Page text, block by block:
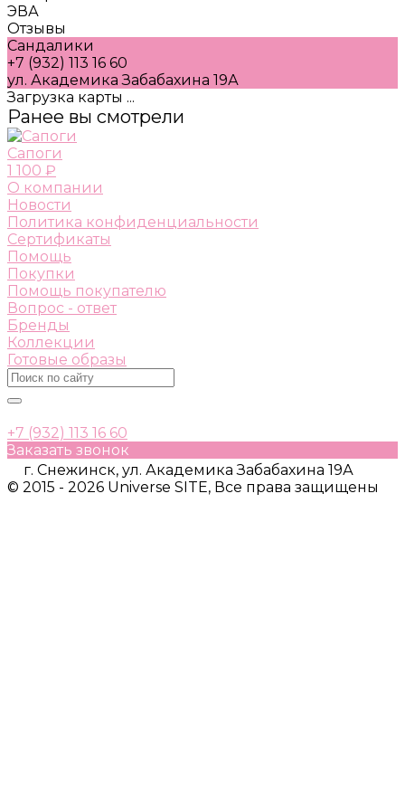
ЭВА
Отзывы
Сандалики
+7 (932) 113 16 60
ул. Академика Забабахина 19А
Загрузка карты ...
Ранее вы смотрели
Сапоги
1 100 ₽
О компании
Новости
Политика конфиденциальности
Сертификаты
Помощь
Покупки
Помощь покупателю
Вопрос - ответ
Бренды
Коллекции
Готовые образы
+7 (932) 113 16 60
Заказать звонок
г. Снежинск, ул. Академика Забабахина 19А
© 2015 - 2026 Universe SITE, Все права защищены